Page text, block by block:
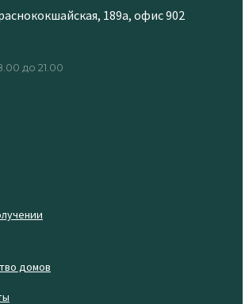
189а, офис 902
до 21.00
домов